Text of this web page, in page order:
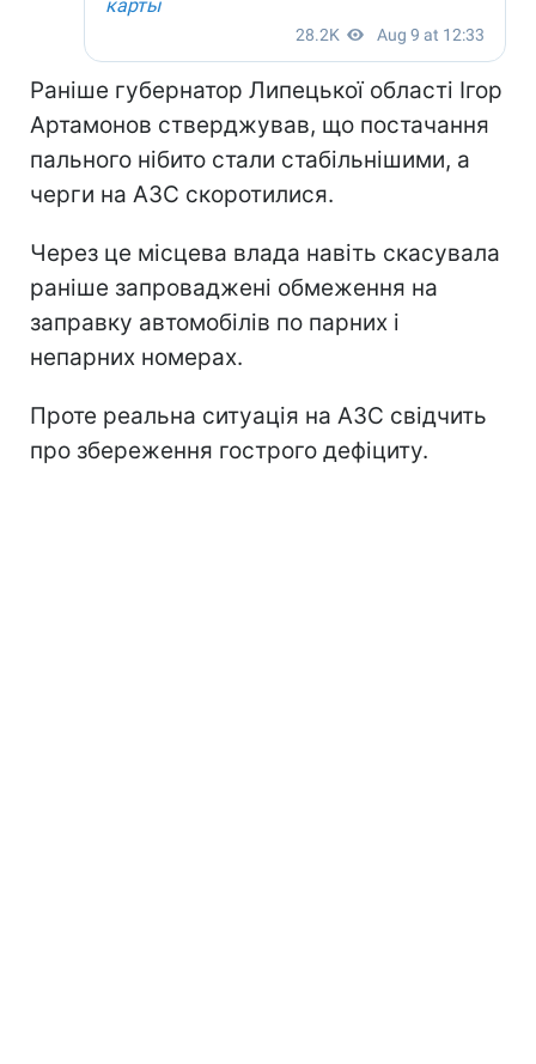
Раніше губернатор Липецької області Ігор
Артамонов стверджував, що постачання
пального нібито стали стабільнішими, а
черги на АЗС скоротилися.
Через це місцева влада навіть скасувала
раніше запроваджені обмеження на
заправку автомобілів по парних і
непарних номерах.
Проте реальна ситуація на АЗС свідчить
про збереження гострого дефіциту.